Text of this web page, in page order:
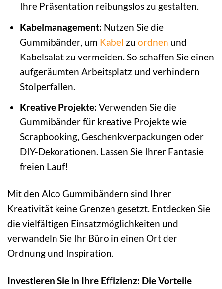
Ihre Präsentation reibungslos zu gestalten.
Kabelmanagement: Nutzen Sie die
Gummibänder, um Kabel zu ordnen und
Kabelsalat zu vermeiden. So schaffen Sie einen
aufgeräumten Arbeitsplatz und verhindern
Stolperfallen.
Kreative Projekte: Verwenden Sie die
Gummibänder für kreative Projekte wie
Scrapbooking, Geschenkverpackungen oder
DIY-Dekorationen. Lassen Sie Ihrer Fantasie
freien Lauf!
Mit den Alco Gummibändern sind Ihrer
Kreativität keine Grenzen gesetzt. Entdecken Sie
die vielfältigen Einsatzmöglichkeiten und
verwandeln Sie Ihr Büro in einen Ort der
Ordnung und Inspiration.
Investieren Sie in Ihre Effizienz: Die Vorteile